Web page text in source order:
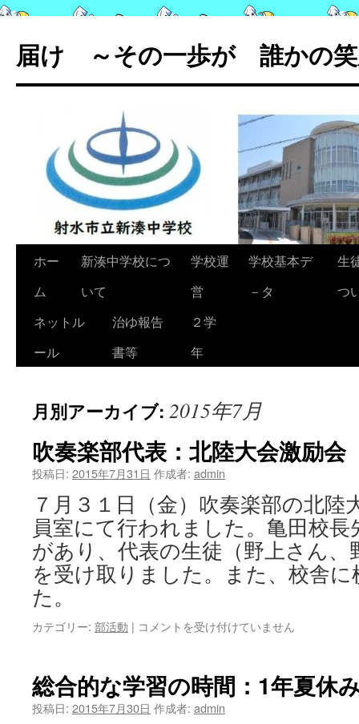
テ
ン
届け ～その一歩が 誰かの笑
ホー
ム
新湊中学校につ
いて
学校運
営
学校基本デ
－タ
生
つ
ネットル
ール
治ゆ報告
書等
２学
年
月別アーカイブ: 2015年7月
吹奏楽部代表：北陸大会激励会
投稿日: 2015年7月31日 作成者: admin
７月３１日（金）吹奏楽部の北陸
員室にて行われました。亀田校
があり、代表の生徒（野上さん、
を受け取りました。また、校舎
た。
カテゴリー: 部活動 | 吹
部
代
表：
コメントを受け付けていません
総合的な学習の時間：1年夏休
投稿日: 2015年7月30日 作成者: admin